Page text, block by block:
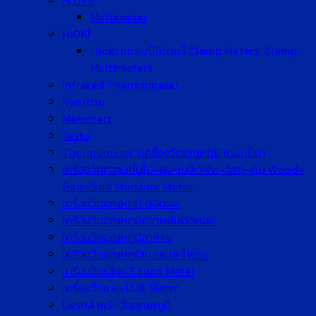
Multimeter
HIOKI
Hioki แคลมป์มิเตอร์ Clamp Meters, Clamp
Multimeters
Infrared Thermometer
Kyoritsu
Memmert
Testo
Thermometer (เครื่องวัดอุณหภูมิ แบบเข็ม)
เครื่องวัดความชื้นไม้-ผง-เมล็ดพืช-วัสดุ-ดิน Wood-
Gain-Soil Moisture Meter
เครื่องวัดอุณหภูมิ ดิจิตอล
เครื่องวัดอุณหภูมิความชื้นดิจิตอล
เครื่องวัดอุณหภูมิอาหาร
เครื่องวัดอุณหภูมิแบบแยกโพรบ
เครื่องวัดเสียง Sound Meter
เครื่องวัดแสง LUX Meter
โพรบสำหรับวัดอุณหภูมิ